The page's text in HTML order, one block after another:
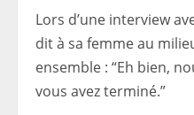
Lors d’une interview
dit à sa femme au
ensemble : “Eh bien,
vous avez terminé.”